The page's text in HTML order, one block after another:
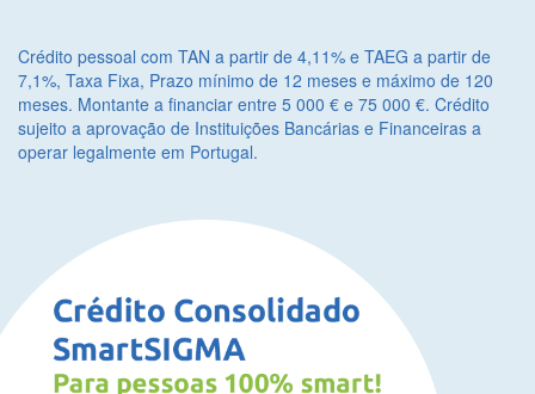
Crédito pessoal com TAN a partir de 4,11% e TAEG a partir de
7,1%, Taxa Fixa, Prazo mínimo de 12 meses e máximo de 120
meses. Montante a financiar entre 5 000 € e 75 000 €. Crédito
sujeito a aprovação de Instituições Bancárias e Financeiras a
operar legalmente em Portugal.